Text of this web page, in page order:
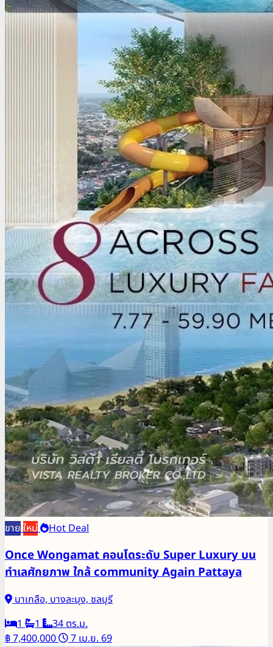
ขาย ใหม่ Hot Deal
Once Wongamat คอนโดระดับ Super Luxury บน
ทำเลศักยภาพ ใกล้ community Again Pattaya
นาเกลือ, บางละมุง, ชลบุรี
1
1
34 ตร.ม.
฿ 7,400,000
7 เม.ย. 69